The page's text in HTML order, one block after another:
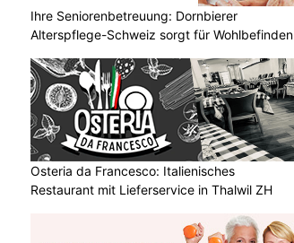
Ihre Seniorenbetreuung: Dornbierer
Alterspflege-Schweiz sorgt für Wohlbefinden
Osteria da Francesco: Italienisches
Restaurant mit Lieferservice in Thalwil ZH